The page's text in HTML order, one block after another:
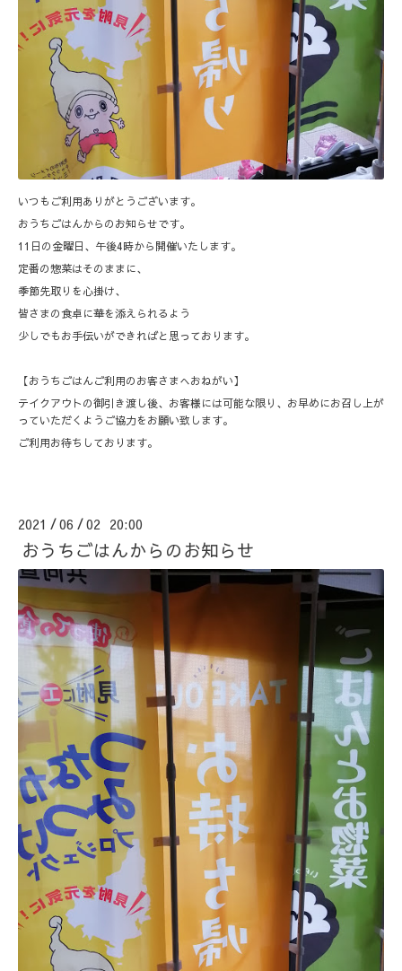
いつもご利用ありがとうございます。
おうちごはんからのお知らせです。
11日の金曜日、午後4時から開催いたします。
定番の惣菜はそのままに、
季節先取りを心掛け、
皆さまの食卓に華を添えられるよう
少しでもお手伝いができればと思っております。
【おうちごはんご利用のお客さまへおねがい】
テイクアウトの御引き渡し後、お客様には可能な限り、お早めにお召し上が
っていただくようご協力をお願い致します。
ご利用お待ちしております。
2021 /06 /02 20:00
おうちごはんからのお知らせ